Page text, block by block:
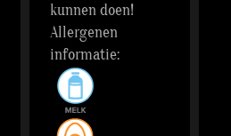
kunnen doen!
Allergenen
informatie: